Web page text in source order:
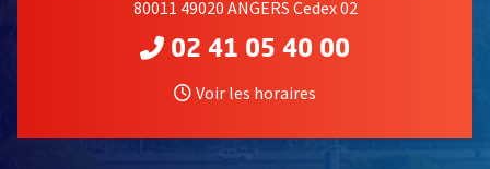
80011 49020 ANGERS Cedex 02
02 41 05 40 00
Voir les horaires